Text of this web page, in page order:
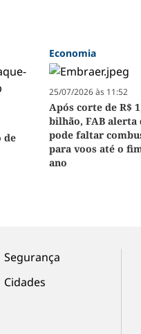
de
Economia
25/07/2026 às 11:52
Após corte de R$
bilhão, FAB alerta
pode faltar
para voos até o
ano
Segurança
Cidades